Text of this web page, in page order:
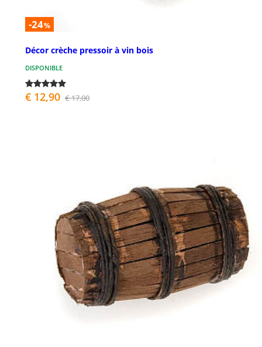
-24%
Décor crèche pressoir à vin bois
DISPONIBLE
€ 12,90 € 17,00